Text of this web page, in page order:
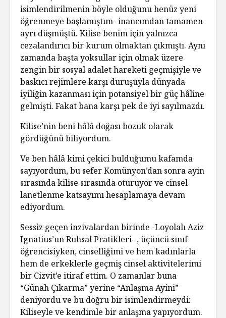
isimlendirilmenin böyle olduğunu henüz yeni
öğrenmeye başlamıştım- inancımdan tamamen
ayrı düşmüştü. Kilise benim için yalnızca
cezalandırıcı bir kurum olmaktan çıkmıştı. Aynı
zamanda başta yoksullar için olmak üzere
zengin bir sosyal adalet hareketi geçmişiyle ve
baskıcı rejimlere karşı duruşuyla dünyada
iyiliğin kazanması için potansiyel bir güç hâline
gelmişti. Fakat bana karşı pek de iyi sayılmazdı.
Kilise’nin beni hâlâ doğası bozuk olarak
gördüğünü biliyordum.
Ve ben hâlâ kimi çekici bulduğumu kafamda
sayıyordum, bu sefer Komünyon’dan sonra ayin
sırasında kilise sırasında oturuyor ve cinsel
lanetlenme katsayımı hesaplamaya devam
ediyordum.
Sessiz geçen inzivalardan birinde -Loyolalı Aziz
Ignatius’un Ruhsal Pratikleri- , üçüncü sınıf
öğrencisiyken, cinselliğimi ve hem kadınlarla
hem de erkeklerle geçmiş cinsel aktivitelerimi
bir Cizvit’e itiraf ettim. O zamanlar buna
“Günah Çıkarma” yerine “Anlaşma Ayini”
deniyordu ve bu doğru bir isimlendirmeydi:
Kiliseyle ve kendimle bir anlaşma yapıyordum.